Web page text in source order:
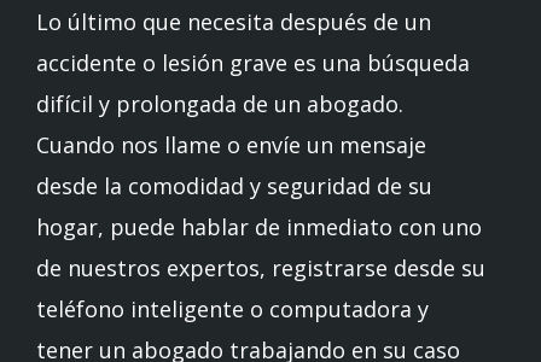
Lo último que necesita después de un
accidente o lesión grave es una búsqueda
difícil y prolongada de un abogado.
Cuando nos llame o envíe un mensaje
desde la comodidad y seguridad de su
hogar, puede hablar de inmediato con uno
de nuestros expertos, registrarse desde su
teléfono inteligente o computadora y
tener un abogado trabajando en su caso